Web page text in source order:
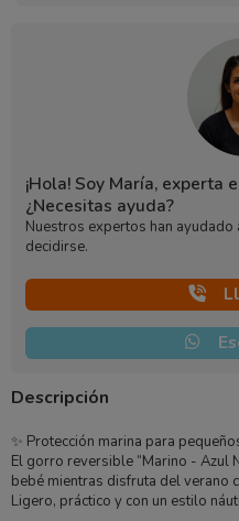
¡Hola! Soy María, experta
¿Necesitas ayuda?
Nuestros expertos han
decidirse.
Descripción
✨ Protección marina para
El gorro reversible “Marino - Azul
bebé mientras disfruta del verano
Ligero, práctico y con un estilo